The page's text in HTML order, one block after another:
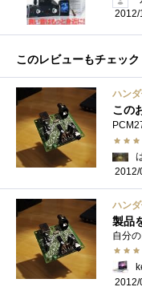
2012/
このレビューもチェック
2012/
2012/